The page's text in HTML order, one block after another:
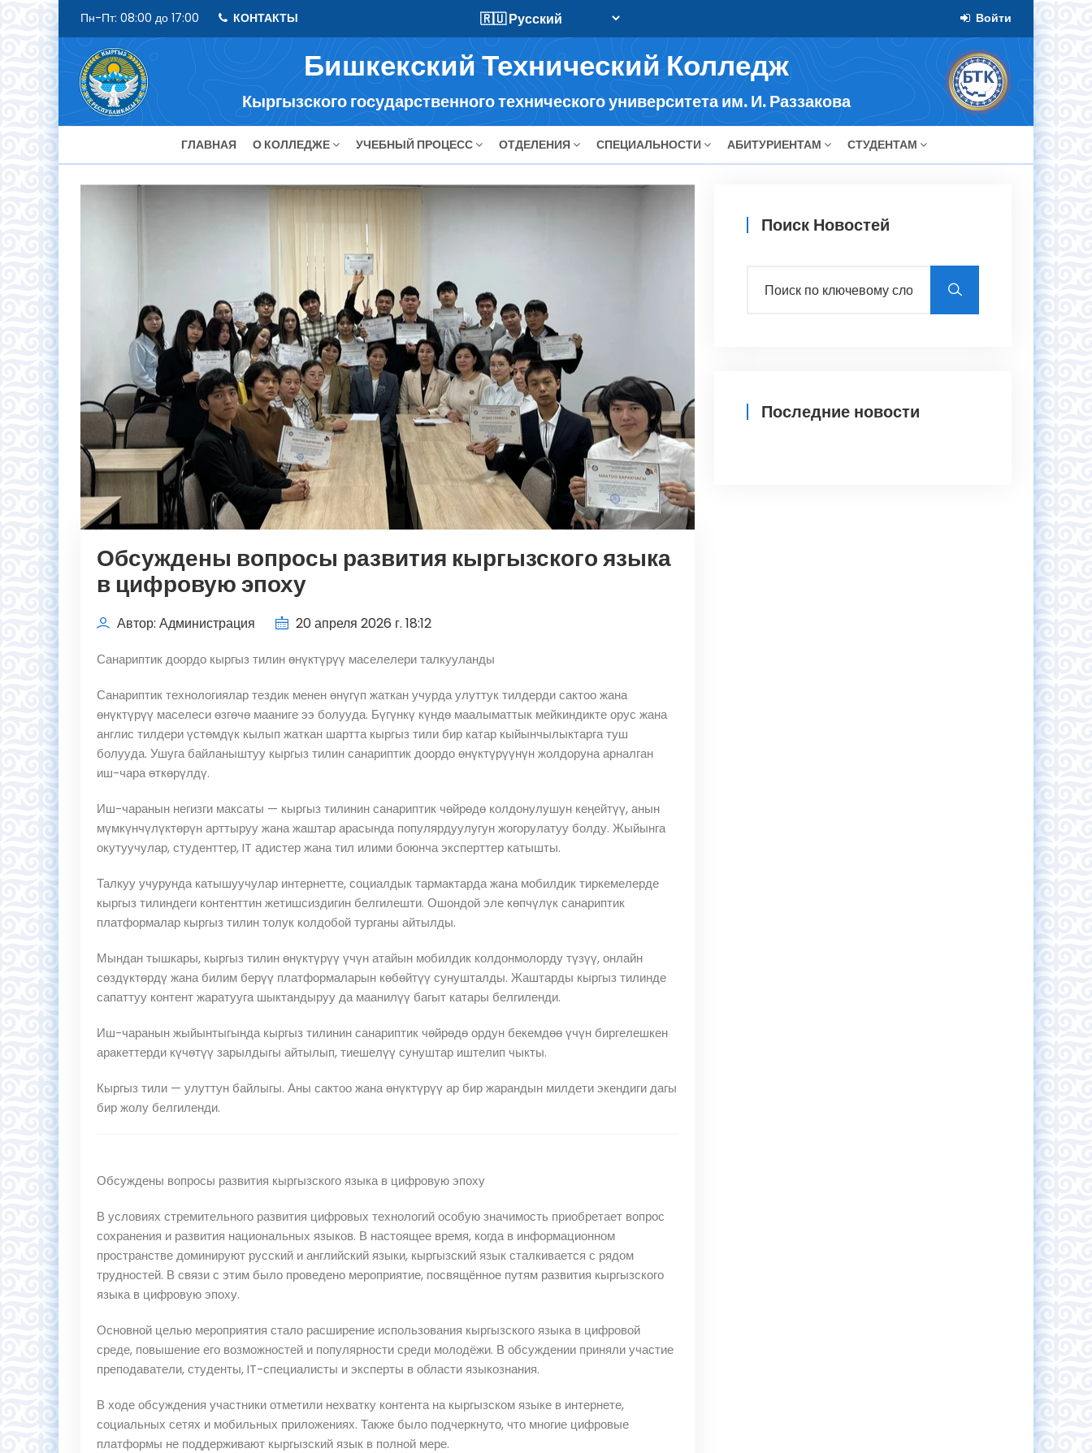
Пн-Пт: 08:00 до 17:00 КОНТАКТЫ Войти
Бишкекский Технический Колледж
Кыргызского государственного технического университета им. И. Раззакова
ГЛАВНАЯ О КОЛЛЕДЖЕ УЧЕБНЫЙ ПРОЦЕСС ОТДЕЛЕНИЯ СПЕЦИАЛЬНОСТИ АБИТУРИЕНТАМ СТУДЕНТАМ
Обсуждены вопросы развития кыргызского языка
в цифровую эпоху
Автор: Администрация 20 апреля 2026 г. 18:12
Санариптик доордо кыргыз тилин өнүктүрүү маселелери талкууланды
Санариптик технологиялар тездик менен өнүгүп жаткан учурда улуттук тилдерди сактоо жана
өнүктүрүү маселеси өзгөчө мааниге ээ болууда. Бүгүнкү күндө маалыматтык мейкиндикте орус жана
англис тилдери үстөмдүк кылып жаткан шартта кыргыз тили бир катар кыйынчылыктарга туш
болууда. Ушуга байланыштуу кыргыз тилин санариптик доордо өнүктүрүүнүн жолдоруна арналган
иш-чара өткөрүлдү.
Иш-чаранын негизги максаты — кыргыз тилинин санариптик чөйрөдө колдонулушун кеңейтүү, анын
мүмкүнчүлүктөрүн арттыруу жана жаштар арасында популярдуулугун жогорулатуу болду. Жыйынга
окутуучулар, студенттер, IT адистер жана тил илими боюнча эксперттер катышты.
Талкуу учурунда катышуучулар интернетте, социалдык тармактарда жана мобилдик тиркемелерде
кыргыз тилиндеги контенттин жетишсиздигин белгилешти. Ошондой эле көпчүлүк санариптик
платформалар кыргыз тилин толук колдобой турганы айтылды.
Мындан тышкары, кыргыз тилин өнүктүрүү үчүн атайын мобилдик колдонмолорду түзүү, онлайн
сөздүктөрдү жана билим берүү платформаларын көбөйтүү сунушталды. Жаштарды кыргыз тилинде
сапаттуу контент жаратууга шыктандыруу да маанилүү багыт катары белгиленди.
Иш-чаранын жыйынтыгында кыргыз тилинин санариптик чөйрөдө ордун бекемдөө үчүн биргелешкен
аракеттерди күчөтүү зарылдыгы айтылып, тиешелүү сунуштар иштелип чыкты.
Кыргыз тили — улуттун байлыгы. Аны сактоо жана өнүктүрүү ар бир жарандын милдети экендиги дагы
бир жолу белгиленди.
Обсуждены вопросы развития кыргызского языка в цифровую эпоху
В условиях стремительного развития цифровых технологий особую значимость приобретает вопрос
сохранения и развития национальных языков. В настоящее время, когда в информационном
пространстве доминируют русский и английский языки, кыргызский язык сталкивается с рядом
трудностей. В связи с этим было проведено мероприятие, посвящённое путям развития кыргызского
языка в цифровую эпоху.
Основной целью мероприятия стало расширение использования кыргызского языка в цифровой
среде, повышение его возможностей и популярности среди молодёжи. В обсуждении приняли участие
преподаватели, студенты, IT-специалисты и эксперты в области языкознания.
В ходе обсуждения участники отметили нехватку контента на кыргызском языке в интернете,
социальных сетях и мобильных приложениях. Также было подчеркнуто, что многие цифровые
платформы не поддерживают кыргызский язык в полной мере.
Поиск Новостей
Последние новости